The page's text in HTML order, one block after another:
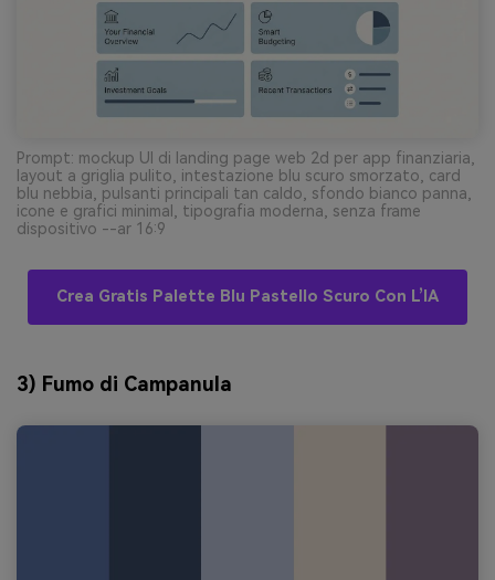
Prompt: mockup UI di landing page web 2d per app finanziaria,
layout a griglia pulito, intestazione blu scuro smorzato, card
blu nebbia, pulsanti principali tan caldo, sfondo bianco panna,
icone e grafici minimal, tipografia moderna, senza frame
dispositivo --ar 16:9
Crea Gratis Palette Blu Pastello Scuro Con L’IA
3) Fumo di Campanula